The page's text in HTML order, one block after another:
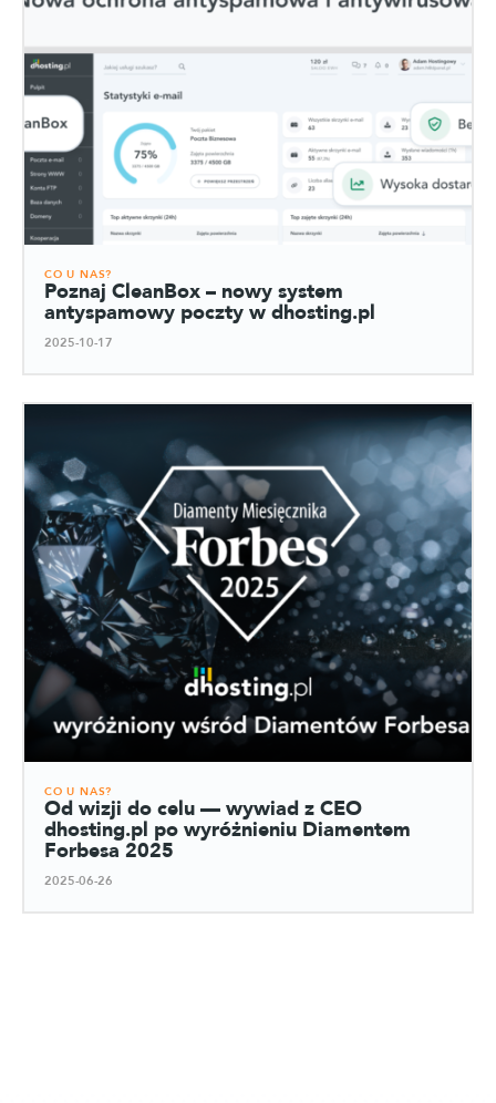
CO U NAS?
Poznaj CleanBox – nowy system
antyspamowy poczty w dhosting.pl
2025-10-17
CO U NAS?
Od wizji do celu — wywiad z CEO
dhosting.pl po wyróżnieniu Diamentem
Forbesa 2025
2025-06-26